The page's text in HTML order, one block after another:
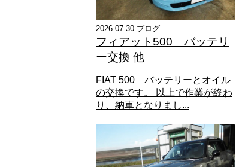
2026.07.30 ブログ
フィアット500 バッテリ
ー交換 他
FIAT 500 バッテリーとオイル
の交換です。 以上で作業が終わ
り、納車となりまし...